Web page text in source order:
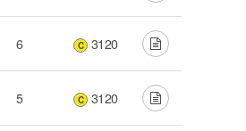
6 C 3120
5 C 3120